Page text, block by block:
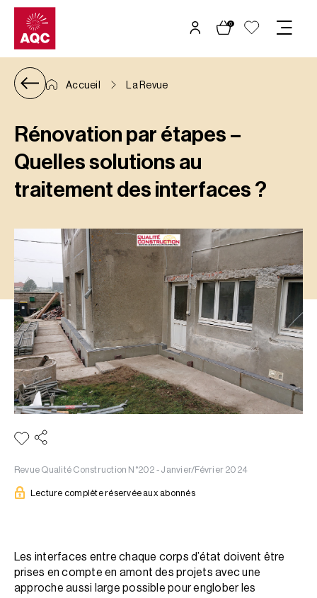
Panneau de gestion des cookies
0
Accueil La Revue
Rénovation par étapes –
Quelles solutions au
traitement des interfaces ?
Revue Qualité Construction N°202 - Janvier/Février 2024
Lecture complète réservée aux abonnés
Les interfaces entre chaque corps d’état doivent être
prises en compte en amont des projets avec une
approche aussi large possible pour englober les